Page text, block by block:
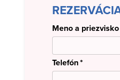
Meno a priezvisko
Telefón